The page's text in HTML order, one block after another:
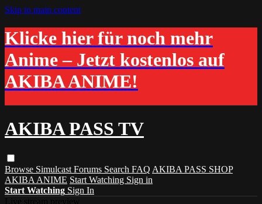
Skip to main content
Klicke hier für noch mehr
Anime – Jetzt kostenlos auf
AKIBA ANIME!
AKIBA PASS TV
Browse Simulcast Forums Search FAQ AKIBA PASS SHOP
AKIBA ANIME Start Watching Sign in
Start Watching Sign In